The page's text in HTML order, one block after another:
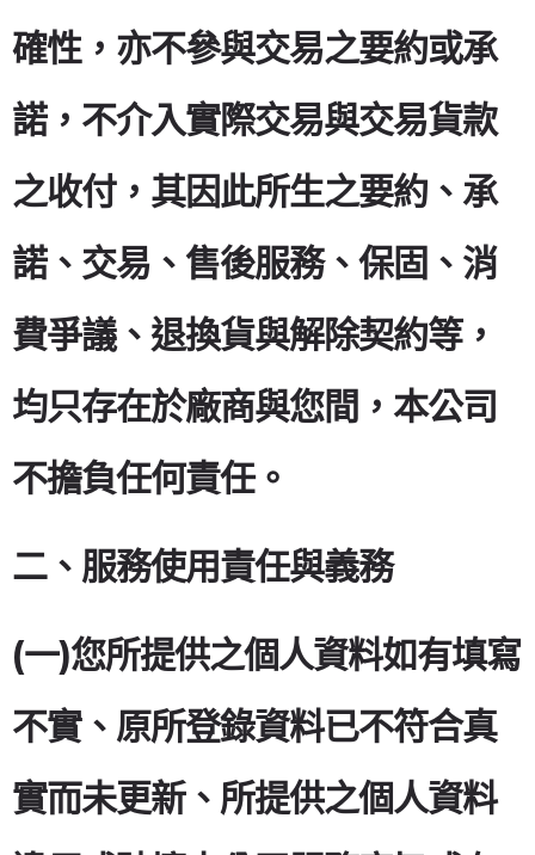
確性，亦不參與交易之要約或承
諾，不介入實際交易與交易貨款
之收付，其因此所生之要約、承
諾、交易、售後服務、保固、消
費爭議、退換貨與解除契約等，
均只存在於廠商與您間，本公司
不擔負任何責任。
二、服務使用責任與義務
(一)您所提供之個人資料如有填寫
不實、原所登錄資料已不符合真
實而未更新、所提供之個人資料